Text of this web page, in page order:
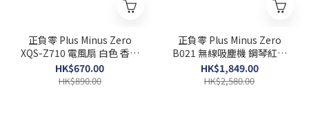
正負零 Plus Minus Zero
XQS-Z710 電風扇 白色 香港
行貨
HK$670.00
HK$890.00
正負零 Plus Minus Zero
B021 無線吸塵機 鋼琴紅色
香港行貨
HK$1,849.00
HK$2,580.00